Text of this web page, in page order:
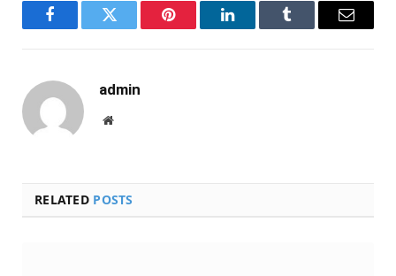
FacebookTwitter Pinterest LinkedInTumblr Email
admin
Website
RELATED POSTS